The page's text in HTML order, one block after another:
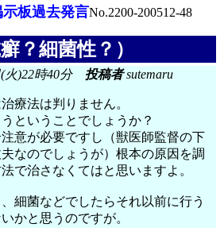
板過去発言No.2200-200512-48
？細菌性？）
火)22時40分 投稿者sutemaru
療法は判りません。
ということでしょうか？
意が必要ですし（獣医師監督の下
なのでしょうが）根本の原因を調
で治さなくてはと思いますよ。
細菌などでしたらそれ以前に行う
かと思うのですが。